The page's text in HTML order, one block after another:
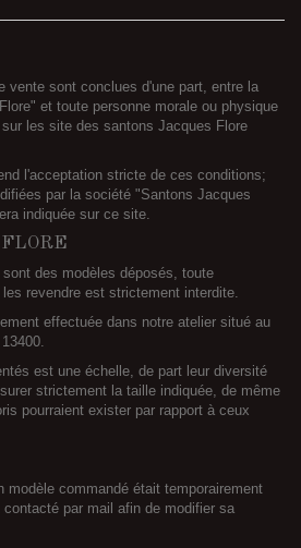
vente sont conclues d'une part, entre la
et toute personne morale ou physique
les site des santons Jacques Flore
l'acceptation stricte de ces conditions;
par la société "Santons Jacques
indiquée sur ce site.
des modèles déposés, toute
revendre est strictement interdite.
effectuée dans notre atelier situé au
est une échelle, de part leur diversité
strictement la taille indiquée, de même
pourraient exister par rapport à ceux
modèle commandé était temporairement
par mail afin de modifier sa